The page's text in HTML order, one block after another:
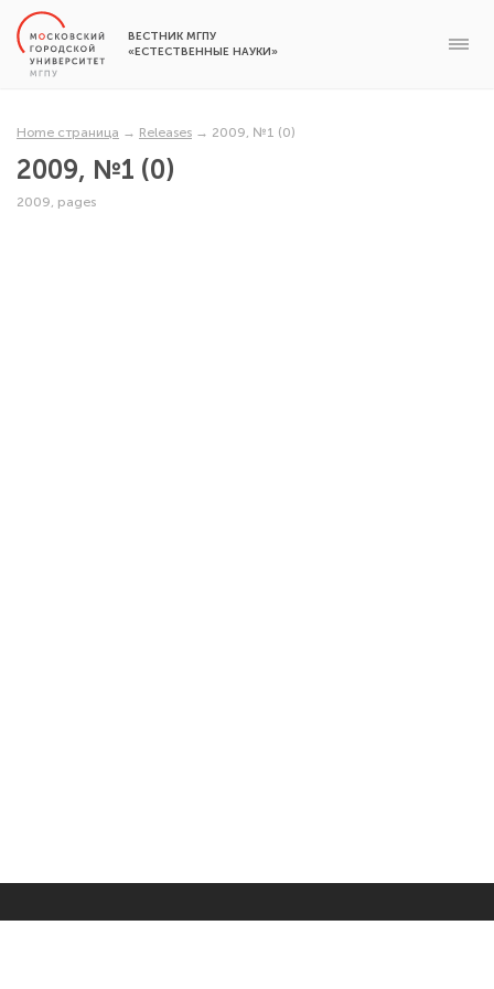
ВЕСТНИК МГПУ
«ЕСТЕСТВЕННЫЕ НАУКИ»
Home страница → Releases → 2009, №1 (0)
2009, №1 (0)
2009, pages